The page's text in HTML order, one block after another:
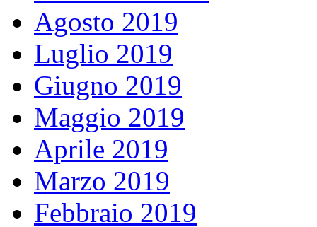
Agosto 2019
Luglio 2019
Giugno 2019
Maggio 2019
Aprile 2019
Marzo 2019
Febbraio 2019